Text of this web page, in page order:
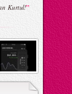
Kurtul!”